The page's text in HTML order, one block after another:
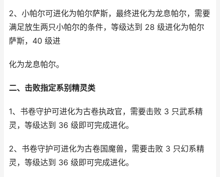
2、小帕尔可进化为帕尔萨斯，最终进化为龙息帕尔，需要
满足放生两只小帕尔的条件，等级达到 28 级进化为帕尔
萨斯，40 级进
化为龙息帕尔。
二、击败指定系别精灵类
1、书卷守护可进化为古卷执政官，需要击败 3 只武系精
灵，等级达到 36 级即可完成进化。
2、书卷守护可进化为古卷国魔兽，需要击败 3 只幻系精
灵，等级达到 36 级即可完成进化。